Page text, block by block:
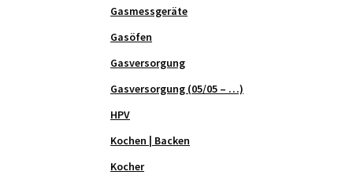
Gasmessgeräte
Gasöfen
Gasversorgung
Gasversorgung (05/05 – …)
HPV
Kochen | Backen
Kocher